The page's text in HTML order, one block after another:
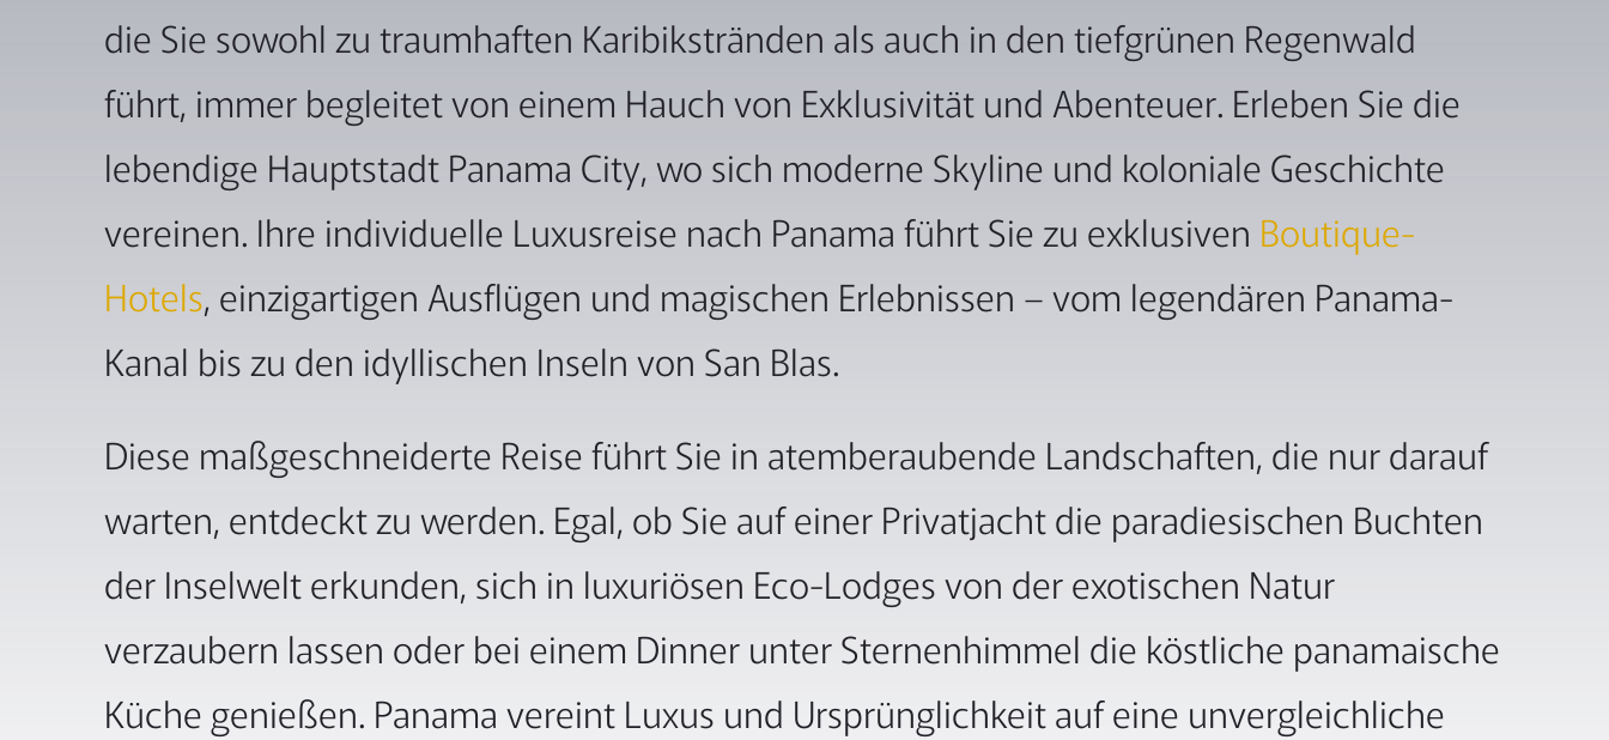
die Sie sowohl zu traumhaften Karibikstränden als auch in den tiefgrünen Regenwald
führt, immer begleitet von einem Hauch von Exklusivität und Abenteuer. Erleben Sie die
lebendige Hauptstadt Panama City, wo sich moderne Skyline und koloniale Geschichte
vereinen. Ihre individuelle Luxusreise nach Panama führt Sie zu exklusiven Boutique-
Hotels, einzigartigen Ausflügen und magischen Erlebnissen – vom legendären Panama-
Kanal bis zu den idyllischen Inseln von San Blas.
Diese maßgeschneiderte Reise führt Sie in atemberaubende Landschaften, die nur darauf
warten, entdeckt zu werden. Egal, ob Sie auf einer Privatjacht die paradiesischen Buchten
der Inselwelt erkunden, sich in luxuriösen Eco-Lodges von der exotischen Natur
verzaubern lassen oder bei einem Dinner unter Sternenhimmel die köstliche panamaische
Küche genießen. Panama vereint Luxus und Ursprünglichkeit auf eine unvergleichliche